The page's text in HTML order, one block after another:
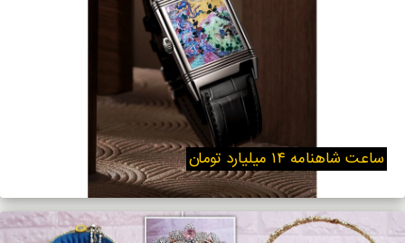
ساعت شاهنامه ۱۴ میلیارد تومان